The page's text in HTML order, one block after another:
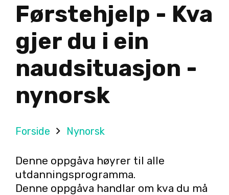
Førstehjelp - Kva
gjer du i ein
naudsituasjon -
nynorsk
Forside Nynorsk
Denne oppgåva høyrer til alle
utdanningsprogramma.
Denne oppgåva handlar om kva du må